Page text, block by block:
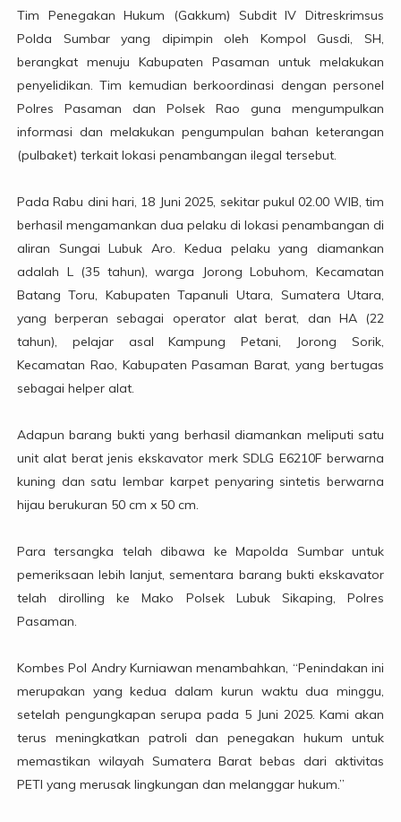
Tim Penegakan Hukum (Gakkum) Subdit IV Ditreskrimsus
Polda Sumbar yang dipimpin oleh Kompol Gusdi, SH,
berangkat menuju Kabupaten Pasaman untuk melakukan
penyelidikan. Tim kemudian berkoordinasi dengan personel
Polres Pasaman dan Polsek Rao guna mengumpulkan
informasi dan melakukan pengumpulan bahan keterangan
(pulbaket) terkait lokasi penambangan ilegal tersebut.
Pada Rabu dini hari, 18 Juni 2025, sekitar pukul 02.00 WIB, tim
berhasil mengamankan dua pelaku di lokasi penambangan di
aliran Sungai Lubuk Aro. Kedua pelaku yang diamankan
adalah L (35 tahun), warga Jorong Lobuhom, Kecamatan
Batang Toru, Kabupaten Tapanuli Utara, Sumatera Utara,
yang berperan sebagai operator alat berat, dan HA (22
tahun), pelajar asal Kampung Petani, Jorong Sorik,
Kecamatan Rao, Kabupaten Pasaman Barat, yang bertugas
sebagai helper alat.
Adapun barang bukti yang berhasil diamankan meliputi satu
unit alat berat jenis ekskavator merk SDLG E6210F berwarna
kuning dan satu lembar karpet penyaring sintetis berwarna
hijau berukuran 50 cm x 50 cm.
Para tersangka telah dibawa ke Mapolda Sumbar untuk
pemeriksaan lebih lanjut, sementara barang bukti ekskavator
telah dirolling ke Mako Polsek Lubuk Sikaping, Polres
Pasaman.
Kombes Pol Andry Kurniawan menambahkan, “Penindakan ini
merupakan yang kedua dalam kurun waktu dua minggu,
setelah pengungkapan serupa pada 5 Juni 2025. Kami akan
terus meningkatkan patroli dan penegakan hukum untuk
memastikan wilayah Sumatera Barat bebas dari aktivitas
PETI yang merusak lingkungan dan melanggar hukum.”